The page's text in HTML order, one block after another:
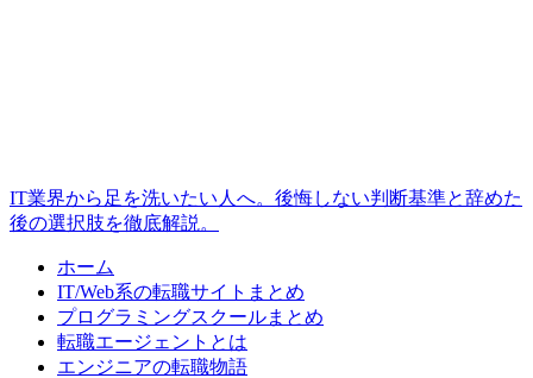
IT業界から足を洗いたい人へ。後悔しない判断基準と辞めた
後の選択肢を徹底解説。
ホーム
IT/Web系の転職サイトまとめ
プログラミングスクールまとめ
転職エージェントとは
エンジニアの転職物語